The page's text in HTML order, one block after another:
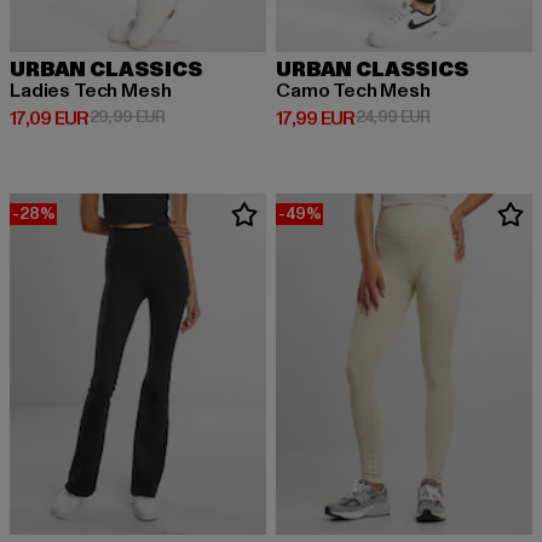
URBAN CLASSICS
Ladies Tech Mesh
17,09 EUR
Derzeitiger Preis: 17,09 EUR
29,99 EURAktionspreis: 29,99 EUR
URBAN CLASSICS
Camo Tech Mesh
17,99 EUR
Derzeitiger Preis: 17,99 EUR
24,99 EURAktionspreis:
-28% -49%